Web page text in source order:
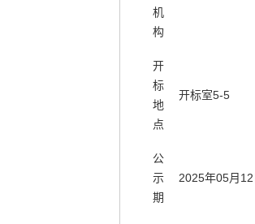
机
构
开
标
地
点
开标室5-5
公
示
期
2025年05月